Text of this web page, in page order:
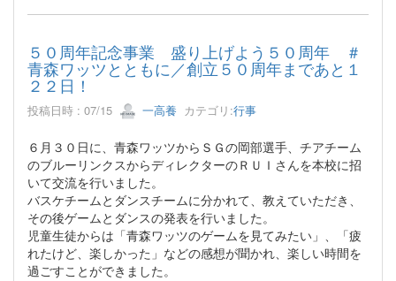
５０周年記念事業 盛り上げよう５０周年 ＃
青森ワッツとともに／創立５０周年まであと１
２２日！
投稿日時 : 07/15 一高養 カテゴリ:行事
６月３０日に、青森ワッツからＳＧの岡部選手、チアチーム
のブルーリンクスからディレクターのＲＵＩさんを本校に招
いて交流を行いました。
バスケチームとダンスチームに分かれて、教えていただき、
その後ゲームとダンスの発表を行いました。
児童生徒からは「青森ワッツのゲームを見てみたい」、「疲
れたけど、楽しかった」などの感想が聞かれ、楽しい時間を
過ごすことができました。